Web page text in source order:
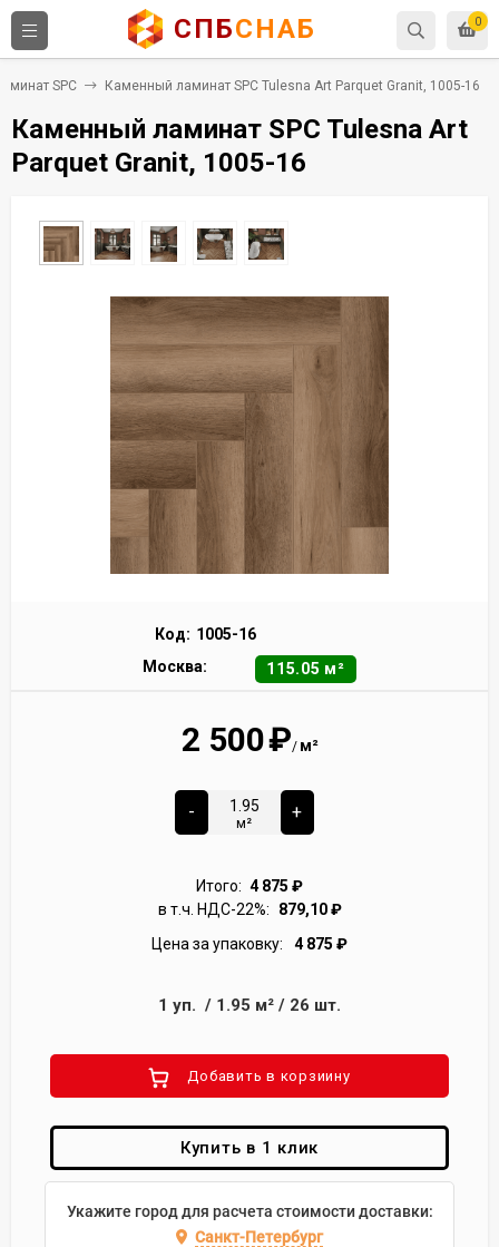
0
СПБСНАБ
SPC Каменный ламинат SPC Tulesna Art Parquet Granit, 1005-16
Каменный ламинат SPC Tulesna Art
Parquet Granit, 1005-16
Код: 1005-16
Москва:
115.05 м²
2 500₽/ м²
-
м²
+
Итого: 4 875 ₽
в т.ч. НДС-22%:
879,10₽
Цена за упаковку:
4 875 ₽
1 уп. / 1.95 м² / 26 шт.
Добавить в корзиину
Купить в 1 клик
Укажите город для расчета стоимости доставки:
Санкт-Петербург